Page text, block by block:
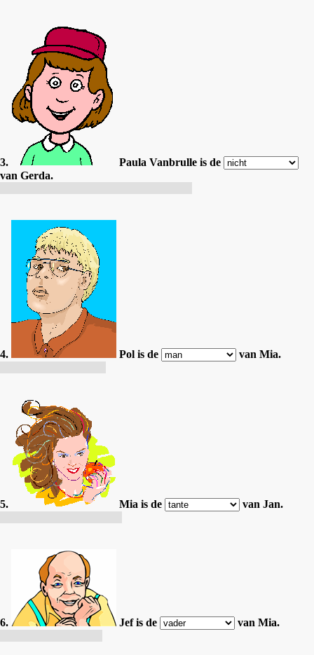
3.
Paula Vanbrulle is de
van Gerda.
4. Pol is de
van Mia.
5. Mia is de
van Jan.
6. Jef is de
van Mia.